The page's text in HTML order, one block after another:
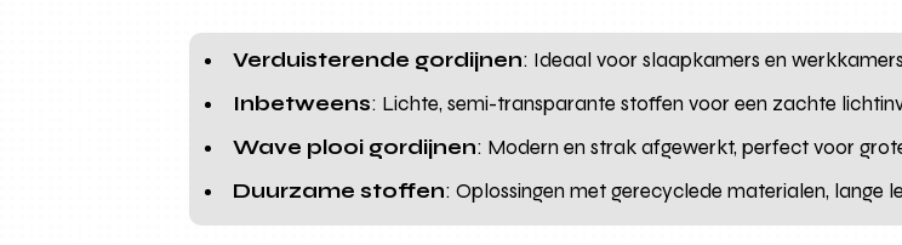
Verduisterende gordijnen: Ideaal voor slaapkamers en
Inbetweens: Lichte, semi-transparante stoffen voor een zachte
Wave plooi gordijnen: Modern en strak afgewerkt, perfect voor
Duurzame stoffen: Oplossingen met gerecyclede materialen, lange